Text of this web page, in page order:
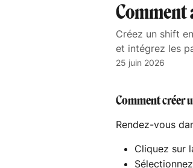
Comment
Créez un shift
et intégrez les
25 juin 2026
Comment créer
Rendez-vous
Cliquez sur